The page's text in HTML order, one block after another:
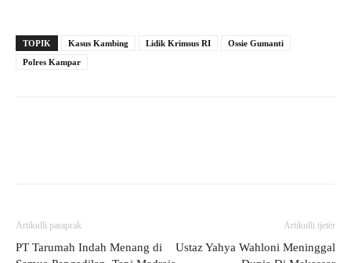
TOPIK Kasus Kambing Lidik Krimsus RI
Ossie Gumanti
Polres Kampar
Artikulli paraprak
PT Tarumah Indah Menang di
Artikulli tjetër
Ustaz Yahya Wahloni Meninggal